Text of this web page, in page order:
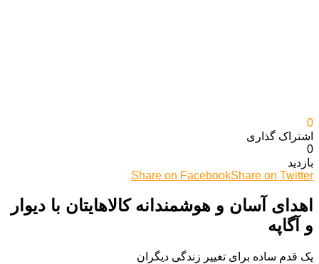
0
اشتراک گذاری‌
0
بازدید
Share on FacebookShare on Twitter
اهدای آسان و هوشمندانه کالاهایتان با دیوار
و آگاپه
یک قدم ساده برای تغییر زندگی دیگران